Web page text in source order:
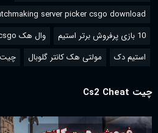
server picker csgo download
10 بازی پرفروش برتر استیم
وال هک csgo
استیم دک
مولتی هک کانتر گلوبال چیت
چیت Cs2 Cheat